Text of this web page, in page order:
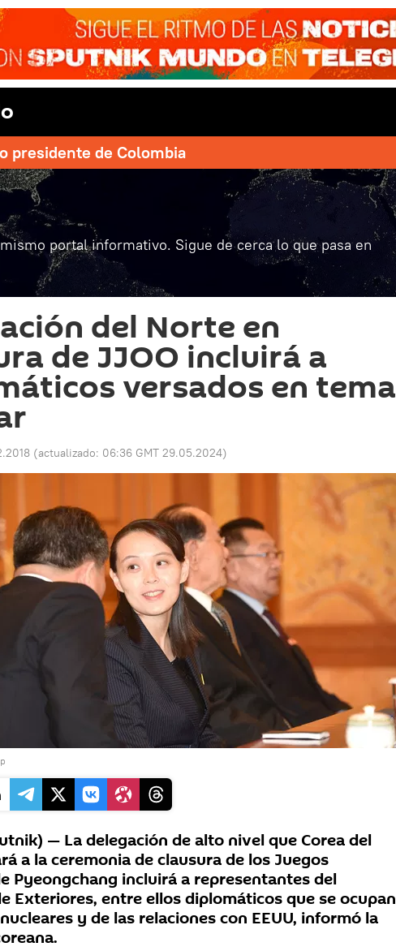
presidente de Colombia
portal informativo. Sigue de cerca lo que pasa en
del Norte en
de JJOO incluirá a
versados en tema
(actualizado: 06:36 GMT 29.05.2024)
— La delegación de alto nivel que Corea del
a la ceremonia de clausura de los Juegos
Pyeongchang incluirá a representantes del
Exteriores, entre ellos diplomáticos que se ocupan
y de las relaciones con EEUU, informó la